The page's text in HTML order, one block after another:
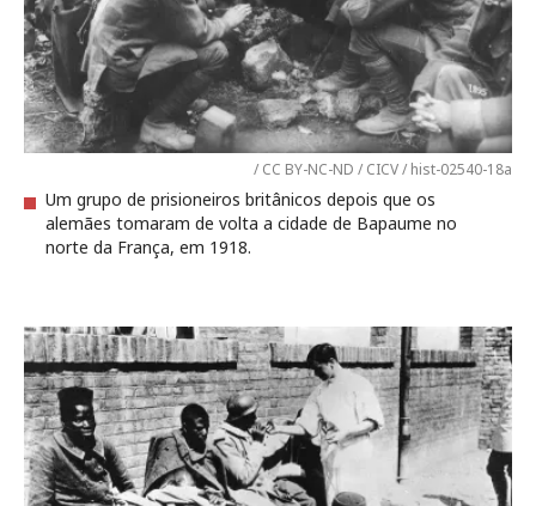
/ CC BY-NC-ND / CICV / hist-02540-18a
Um grupo de prisioneiros britânicos depois que os
alemães tomaram de volta a cidade de Bapaume no
norte da França, em 1918.